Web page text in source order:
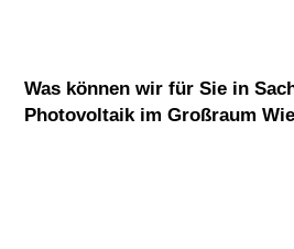
Was können wir für Sie in
Photovoltaik im Großraum